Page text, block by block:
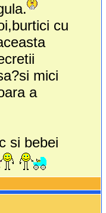
cu
mici
a
si bebei